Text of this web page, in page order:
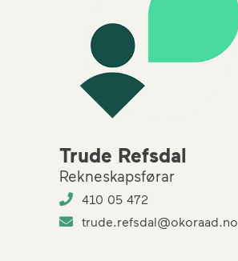
Trude Refsdal
Rekneskapsførar
410 05 472
trude.refsdal@okoraad.no